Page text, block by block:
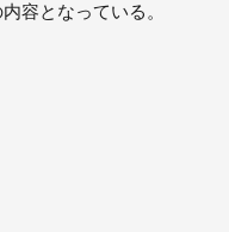
容となっている。